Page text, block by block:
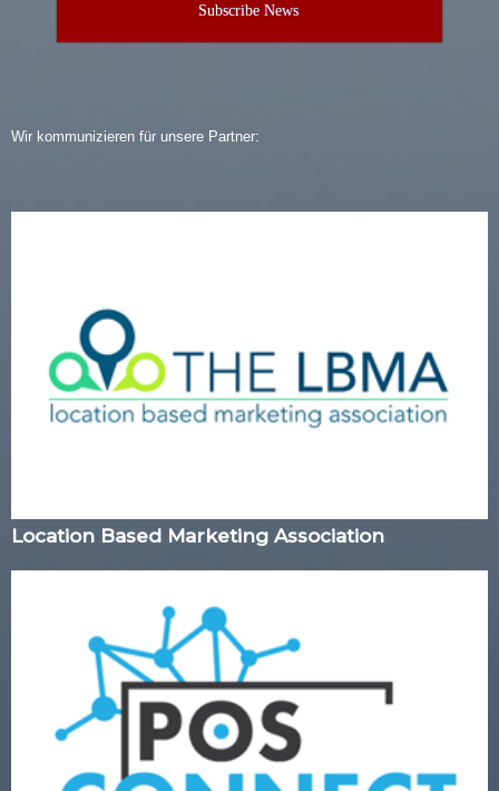
Subscribe News
Wir kommunizieren für unsere Partner:
Location Based Marketing Association